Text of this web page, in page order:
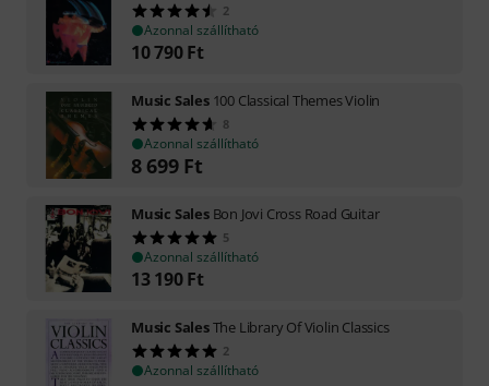
2
Azonnal szállítható
10 790 Ft
Music Sales 100 Classical Themes Violin
8
Azonnal szállítható
8 699 Ft
Music Sales Bon Jovi Cross Road Guitar
5
Azonnal szállítható
13 190 Ft
Music SalesThe Library Of Violin Classics
2
Azonnal szállítható